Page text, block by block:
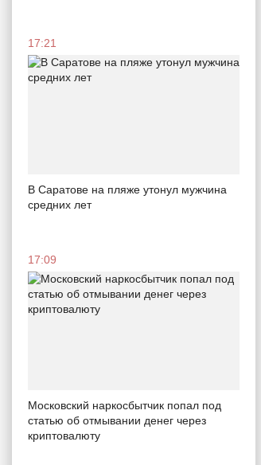
17:21
В Саратове на пляже утонул мужчина
средних лет
17:09
Московский наркосбытчик попал под
статью об отмывании денег через
криптовалюту